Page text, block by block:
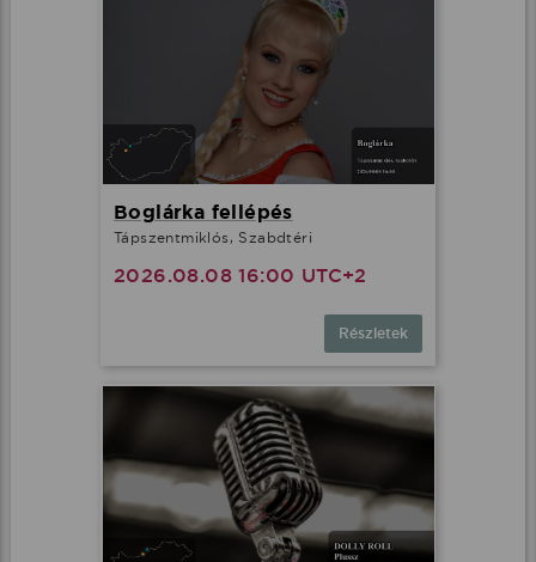
Boglárka fellépés
Tápszentmiklós, Szabdtéri
2026.08.08 16:00 UTC+2
Részletek